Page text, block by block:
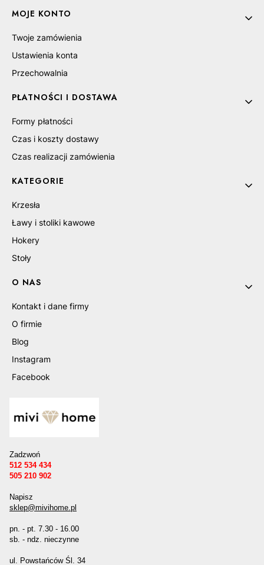
MOJE KONTO
Twoje zamówienia
Ustawienia konta
Przechowalnia
PŁATNOŚCI I DOSTAWA
Formy płatności
Czas i koszty dostawy
Czas realizacji zamówienia
KATEGORIE
Krzesła
Ławy i stoliki kawowe
Hokery
Stoły
O NAS
Kontakt i dane firmy
O firmie
Blog
Instagram
Facebook
Zadzwoń
512 534 434
505 210 902
Napisz
sklep@mivihome.pl
pn. - pt. 7.30 - 16.00
sb. - ndz. nieczynne
ul. Powstańców Śl. 34